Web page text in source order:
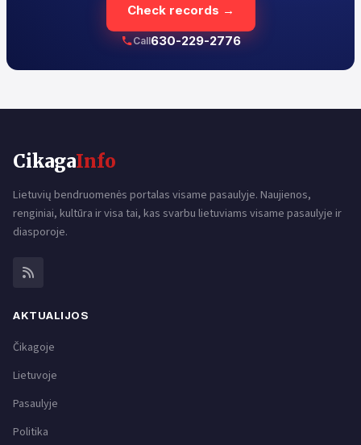
Check records →
Call630-229-2776
CikagaInfo
Lietuvių bendruomenės portalas visame pasaulyje. Naujienos,
renginiai, kultūra ir visa tai, kas svarbu lietuviams visame pasaulyje ir
diasporoje.
AKTUALIJOS
Čikagoje
Lietuvoje
Pasaulyje
Politika